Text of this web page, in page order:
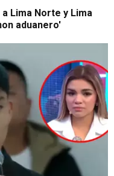
Lima Norte y Lima
aduanero'